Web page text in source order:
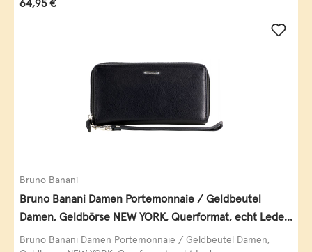
64,95 €
Bruno Banani
Bruno Banani Damen Portemonnaie / Geldbeutel
Damen, Geldbörse NEW YORK, Querformat, echt Leder,
schwarz
Bruno Banani Damen Portemonnaie / Geldbeutel Damen,